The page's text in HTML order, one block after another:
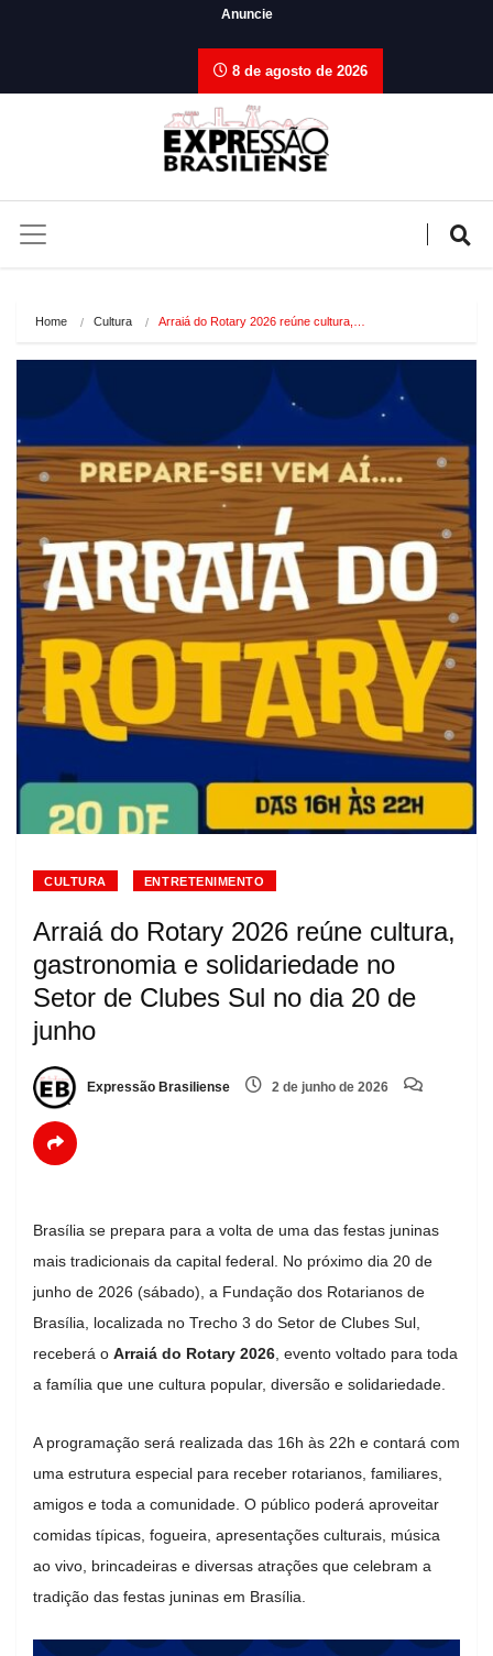
Anuncie
8 de agosto de 2026
Home Cultura Arraiá do Rotary 2026 reúne cultura,…
CULTURA ENTRETENIMENTO
Arraiá do Rotary 2026 reúne cultura,
gastronomia e solidariedade no
Setor de Clubes Sul no dia 20 de
junho
Expressão Brasiliense 2 de junho de 2026
Brasília se prepara para a volta de uma das festas juninas
mais tradicionais da capital federal. No próximo dia 20 de
junho de 2026 (sábado), a Fundação dos Rotarianos de
Brasília, localizada no Trecho 3 do Setor de Clubes Sul,
receberá o Arraiá do Rotary 2026 , evento voltado para toda
a família que une cultura popular, diversão e solidariedade.
A programação será realizada das 16h às 22h e contará com
uma estrutura especial para receber rotarianos, familiares,
amigos e toda a comunidade. O público poderá aproveitar
comidas típicas, fogueira, apresentações culturais, música
ao vivo, brincadeiras e diversas atrações que celebram a
tradição das festas juninas em Brasília.